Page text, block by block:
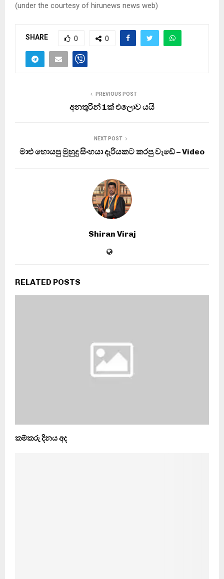
(under the courtesy of hirunews news web)
SHARE 0 0
PREVIOUS POST
අනතුරින් 1ක් එලොව යයි
NEXT POST
මාළු හොයපු මුහුදු සිංහයා දැරියකට කරපු වැඩේ – Video
Shiran Viraj
RELATED POSTS
කම්කරු දිනය අද